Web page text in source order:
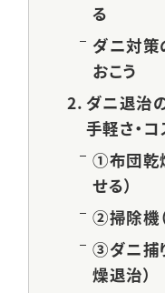
る
ダニ対策
おこう
ダニ退治
手軽さ・
①布団乾
せる）
②掃除機
③ダニ捕
燥退治）